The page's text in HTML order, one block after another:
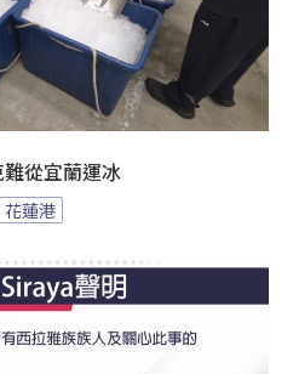
從宜蘭運冰
花蓮港